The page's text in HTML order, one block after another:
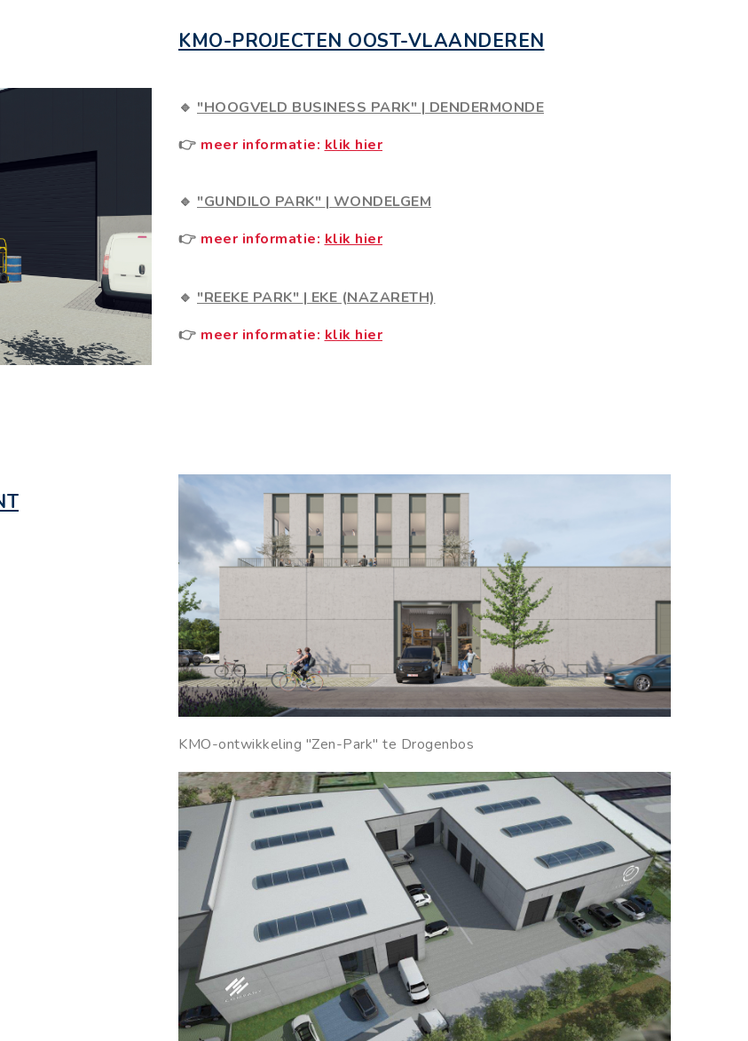
KMO-PROJECTEN OOST-VLAANDEREN
🔹 "HOOGVELD BUSINESS PARK" | DENDERMONDE
👉 meer informatie: klik hier
🔹 "GUNDILO PARK" | WONDELGEM
👉 meer informatie: klik hier
🔹 "REEKE PARK" | EKE (NAZARETH)
👉 meer informatie: klik hier
KMO-ontwikkeling "Zen-Park" te Drogenbos